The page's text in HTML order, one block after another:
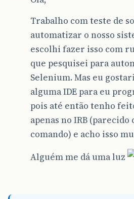
Trabalho com teste de
automatizar o nosso
escolhi fazer isso com
que pesquisei para
Selenium. Mas eu
alguma IDE para eu
pois até então tenho
apenas no IRB
comando) e acho isso
Alguém me dá uma luz